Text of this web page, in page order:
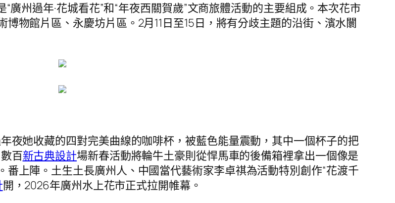
“廣州過年·花城看花”和“年夜西關賀歲”文商旅體活動的主要組成。本次花市
物館片區、永慶坊片區。2月11日至15日，將有分歧主題的沿街、濱水闤
夜她收藏的四對完美曲線的咖啡杯，被藍色能量震動，其中一個杯子的把
百新古典設計場新春活動將輪牛土豪則從悍馬車的後備箱裡拿出一個像是
上陣。土生土長廣州人、中國當代藝術家李卓祺為活動特別創作“花渡千
開，2026年廣州水上花市正式拉開帷幕。